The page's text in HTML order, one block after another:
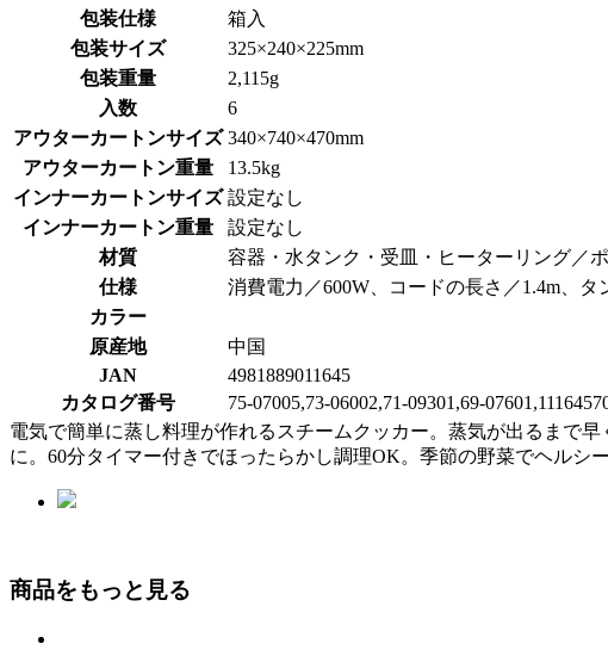
包装仕様
箱入
包装サイズ
325×240×225mm
包装重量
2,115g
入数
6
アウターカートンサイズ 340×740×470mm
アウターカートン重量
13.5kg
インナーカートンサイズ 設定なし
インナーカートン重量
設定なし
材質
容器・水タンク・受皿・ヒーターリング／
仕様
消費電力／600W、コードの長さ／1.4m、
カラー
原産地
中国
JAN
4981889011645
カタログ番号
75-07005,73-06002,71-09301,69-
電気で簡単に蒸し料理が作れるスチームクッカー。蒸気が出るまで
に。60分タイマー付きでほったらかし調理OK。季節の野菜でヘルシー
商品をもっと見る